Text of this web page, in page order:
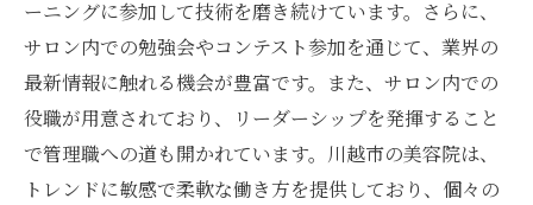
ーニングに参加して技術を磨き続けています。さらに、
サロン内での勉強会やコンテスト参加を通じて、業界の
最新情報に触れる機会が豊富です。また、サロン内での
役職が用意されており、リーダーシップを発揮すること
で管理職への道も開かれています。川越市の美容院は、
トレンドに敏感で柔軟な働き方を提供しており、個々の